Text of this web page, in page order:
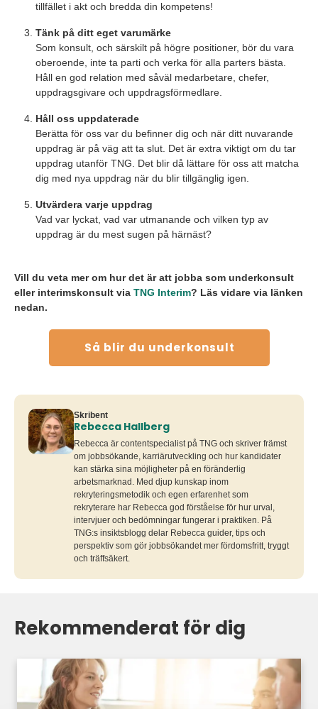
tillfället i akt och bredda din kompetens!
Tänk på ditt eget varumärke
Som konsult, och särskilt på högre positioner, bör du vara
oberoende, inte ta parti och verka för alla parters bästa.
Håll en god relation med såväl medarbetare, chefer,
uppdragsgivare och uppdragsförmedlare.
Håll oss uppdaterade
Berätta för oss var du befinner dig och när ditt nuvarande
uppdrag är på väg att ta slut. Det är extra viktigt om du tar
uppdrag utanför TNG. Det blir då lättare för oss att matcha
dig med nya uppdrag när du blir tillgänglig igen.
Utvärdera varje uppdrag
Vad var lyckat, vad var utmanande och vilken typ av
uppdrag är du mest sugen på härnäst?
Vill du veta mer om hur det är att jobba som underkonsult
eller interimskonsult via TNG Interim? Läs vidare via länken
nedan.
Så blir du underkonsult
Skribent
Rebecca Hallberg
Rebecca är contentspecialist på TNG och skriver främst
om jobbsökande, karriärutveckling och hur kandidater
kan stärka sina möjligheter på en föränderlig
arbetsmarknad. Med djup kunskap inom
rekryteringsmetodik och egen erfarenhet som
rekryterare har Rebecca god förståelse för hur urval,
intervjuer och bedömningar fungerar i praktiken. På
TNG:s insiktsblogg delar Rebecca guider, tips och
perspektiv som gör jobbsökandet mer fördomsfritt, tryggt
och träffsäkert.
Rekommenderat för dig